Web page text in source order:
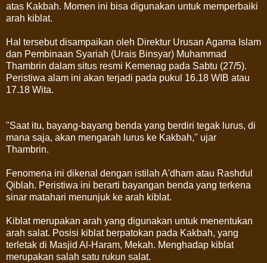
atas Kakbah. Momen ini bisa digunakan untuk memperbaiki
arah kiblat.
Hal tersebut disampaikan oleh Direktur Urusan Agama Islam
dan Pembinaan Syariah (Urais Binsyar) Muhammad
Thambrin dalam situs resmi Kemenag pada Sabtu (27/5).
Peristiwa alam ini akan terjadi pada pukul 16.18 WIB atau
17.18 Wita.
"Saat itu, bayang-bayang benda yang berdiri tegak lurus, di
mana saja, akan mengarah lurus ke Kakbah," ujar
Thambrin.
Fenomena ini dikenal dengan istilah A'dham atau Rashdul
Qiblah. Peristiwa ini berarti bayangan benda yang terkena
sinar matahari menunjuk ke arah kiblat.
Kiblat merupakan arah yang digunakan untuk menentukan
arah salat. Posisi kiblat berpatokan pada Kakbah, yang
terletak di Masjid Al-Haram, Mekah. Menghadap kiblat
merupakan salah satu rukun salat.